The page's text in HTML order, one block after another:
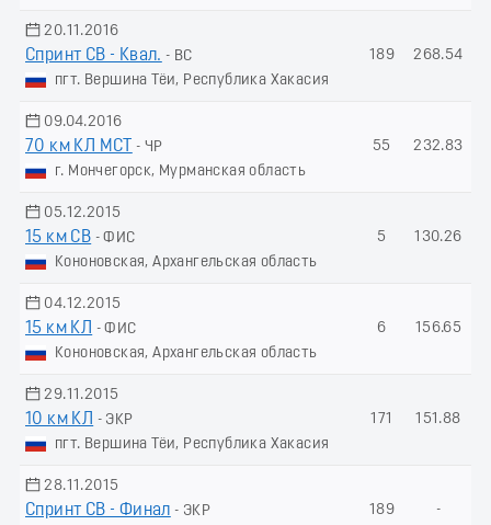
20.11.2016
Спринт СВ - Квал. - ВС
пгт. Вершина Тёи, Республика Хакасия
189 268.54
09.04.2016
70 км КЛ МСТ
- ЧР
г. Мончегорск, Мурманская область
55 232.83
05.12.2015
15 км СВ - ФИС
Кононовская, Архангельская область
5 130.26
04.12.2015
15 км КЛ
- ФИС
Кононовская, Архангельская область
6 156.65
29.11.2015
10 км КЛ
- ЭКР
пгт. Вершина Тёи, Республика Хакасия
171 151.88
28.11.2015
Спринт СВ - Финал - ЭКР
189 -